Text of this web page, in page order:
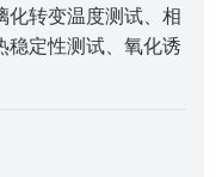
化转变温度测试、相
稳定性测试、氧化诱